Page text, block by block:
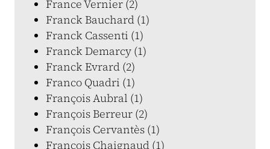
France Vernier (2)
Franck Bauchard (1)
Franck Cassenti (1)
Franck Demarcy (1)
Franck Evrard (2)
Franco Quadri (1)
François Aubral (1)
François Berreur (2)
François Cervantès (1)
François Chaignaud (1)